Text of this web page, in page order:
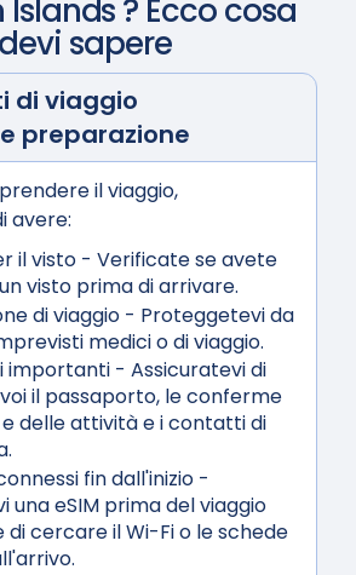
? Ecco cosa
devi sapere
di viaggio
preparazione
il viaggio,
avere:
il visto - Verificate se avete
visto prima di arrivare.
di viaggio - Proteggetevi da
medici o di viaggio.
importanti - Assicuratevi di
il passaporto, le conferme
delle attività e i contatti di
fin dall'inizio -
una eSIM prima del viaggio
cercare il Wi-Fi o le schede